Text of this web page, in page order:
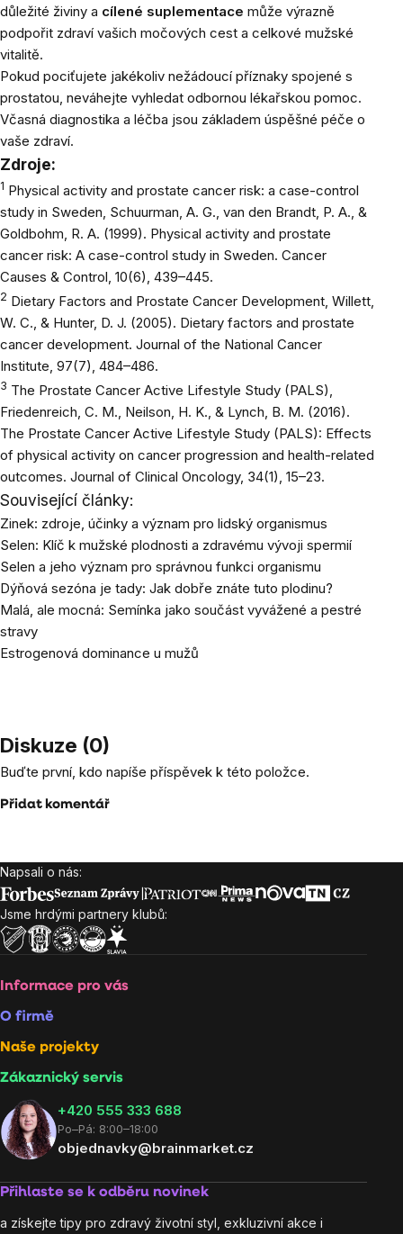
důležité živiny a cílené suplementace může výrazně
podpořit zdraví vašich močových cest a celkové mužské
vitalitě.
Pokud pociťujete jakékoliv nežádoucí příznaky spojené s
prostatou, neváhejte vyhledat odbornou lékařskou pomoc.
Včasná diagnostika a léčba jsou základem úspěšné péče o
vaše zdraví.
Zdroje:
1 Physical activity and prostate cancer risk: a case-control
study in Sweden, Schuurman, A. G., van den Brandt, P. A., &
Goldbohm, R. A. (1999). Physical activity and prostate
cancer risk: A case-control study in Sweden. Cancer
Causes & Control, 10(6), 439–445.
2 Dietary Factors and Prostate Cancer Development, Willett,
W. C., & Hunter, D. J. (2005). Dietary factors and prostate
cancer development. Journal of the National Cancer
Institute, 97(7), 484–486.
3 The Prostate Cancer Active Lifestyle Study (PALS),
Friedenreich, C. M., Neilson, H. K., & Lynch, B. M. (2016).
The Prostate Cancer Active Lifestyle Study (PALS): Effects
of physical activity on cancer progression and health-related
outcomes. Journal of Clinical Oncology, 34(1), 15–23.
Související články:
Zinek: zdroje, účinky a význam pro lidský organismus
Selen: Klíč k mužské plodnosti a zdravému vývoji spermií
Selen a jeho význam pro správnou funkci organismu
Dýňová sezóna je tady: Jak dobře znáte tuto plodinu?
Malá, ale mocná: Semínka jako součást vyvážené a pestré
stravy
Estrogenová dominance u mužů
Diskuze (0)
Buďte první, kdo napíše příspěvek k této položce.
Přidat komentář
Zápatí
Napsali o nás:
Jsme hrdými partnery klubů:
Informace pro vás
O firmě
Naše projekty
Zákaznický servis
‭+420 555 333 688
Po–Pá: 8:00–18:00
objednavky@brainmarket.cz
Přihlaste se k odběru novinek
a získejte tipy pro zdravý životní styl, exkluzivní akce i